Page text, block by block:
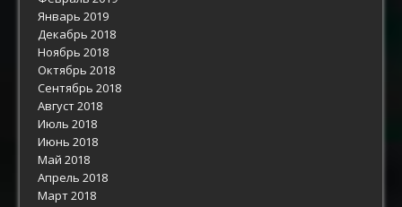
Январь 2019
Декабрь 2018
Ноябрь 2018
Октябрь 2018
Сентябрь 2018
Август 2018
Июль 2018
Июнь 2018
Май 2018
Апрель 2018
Март 2018